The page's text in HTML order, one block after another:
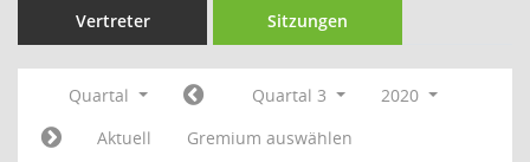
Vertreter Sitzungen
Quartal Quartal 3
2020
Aktuell
Gremium auswählen